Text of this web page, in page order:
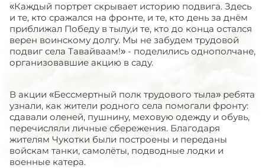
«Каждый портрет скрывает историю подвига. Здесь
и те, кто сражался на фронте, и те, кто день за днём
приближал Победу в тылу,и те, кто до конца остался
верен воинскому долгу. Мы не забудем трудовой
подвиг села Тавайваам!» - поделились однополчане,
организовавшие акцию в саду.
В акции «Бессмертный полк трудового тыла» ребята
узнали, как жители родного села помогали фронту:
сдавали оленей, пушнину, меховую одежду и обувь,
перечисляли личные сбережения. Благодаря
жителям Чукотки были построены и переданы
войскам танки, самолёты, подводные лодки и
военные катера.